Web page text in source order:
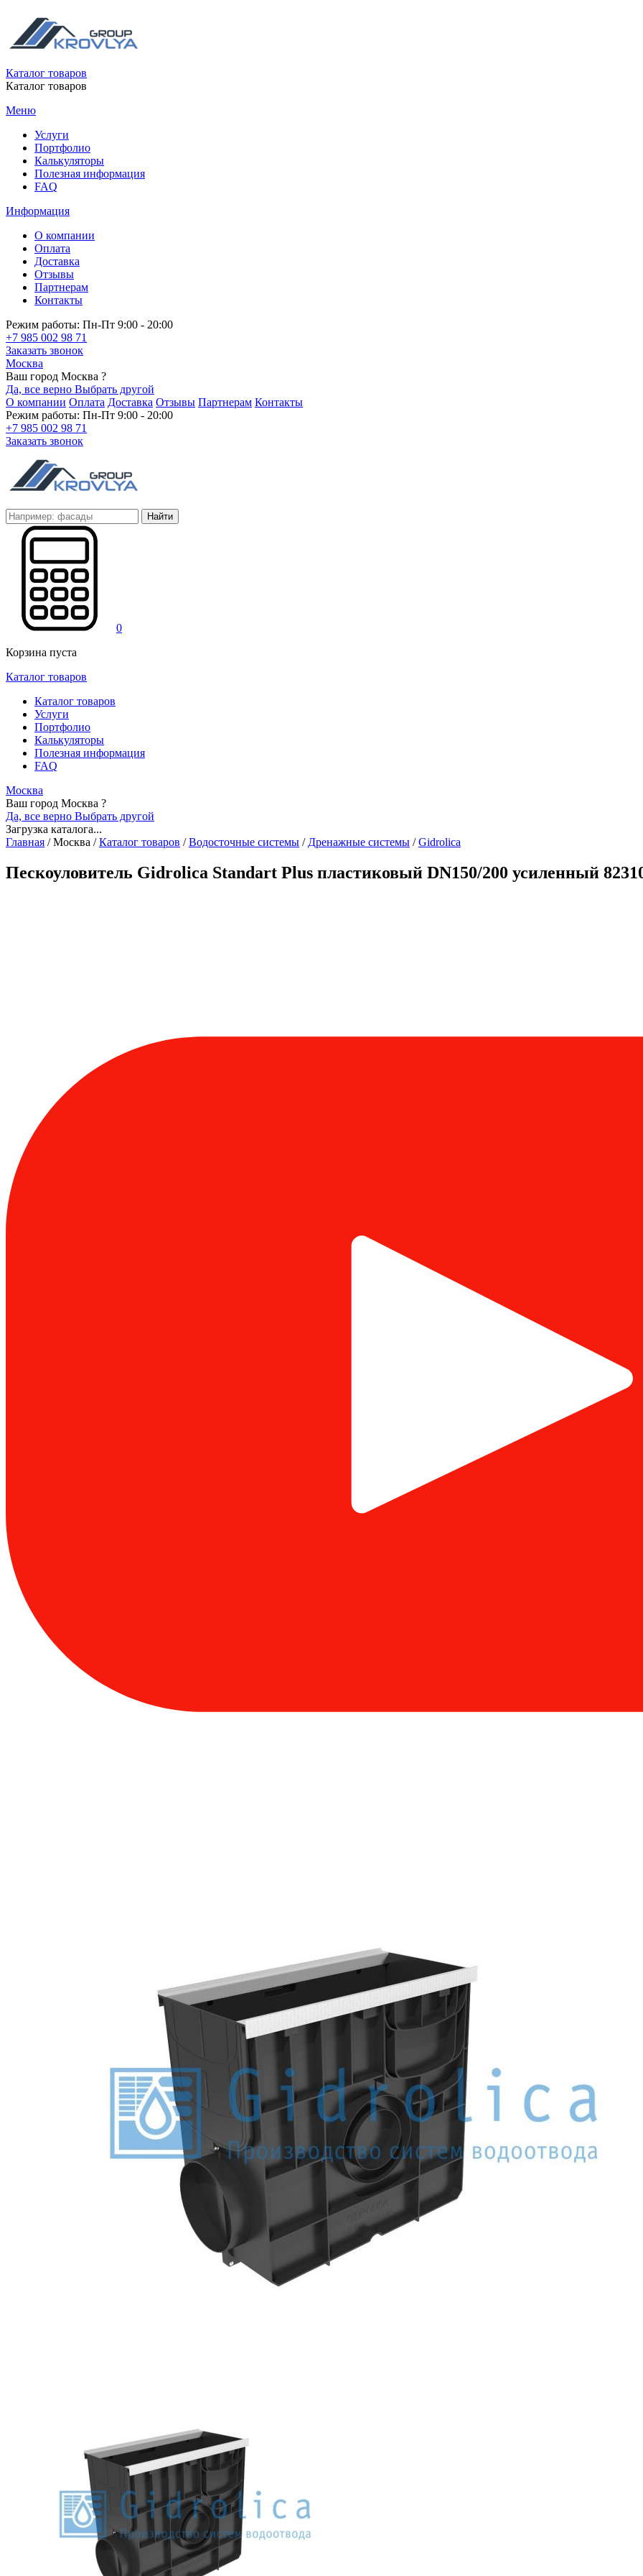
Каталог товаров
Каталог товаров
Меню
Услуги
Портфолио
Калькуляторы
Полезная информация
FAQ
Информация
О компании
Оплата
Доставка
Отзывы
Партнерам
Контакты
Режим работы: Пн-Пт 9:00 - 20:00
+7 985 002 98 71
Заказать звонок
Москва
Ваш город Москва ?
Да, все верно Выбрать другой
О компании Оплата Доставка Отзывы Партнерам Контакты
Режим работы: Пн-Пт 9:00 - 20:00
+7 985 002 98 71
Заказать звонок
Найти
0
Корзина пуста
Каталог товаров
Каталог товаров
Услуги
Портфолио
Калькуляторы
Полезная информация
FAQ
Москва
Ваш город Москва ?
Да, все верно Выбрать другой
Загрузка каталога...
Главная /Москва / Каталог товаров / Водосточные системы / Дренажные системы / Gidrolica
Пескоуловитель Gidrolica Standart Plus пластиковый DN150/200 усиленный